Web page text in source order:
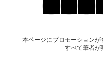
本ページにプロモーション
すべて筆者が